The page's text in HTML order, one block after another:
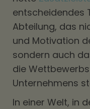
entscheidendes
Abteilung, das
und Motivation
sondern auch
die
Unternehmens
In einer Welt, in